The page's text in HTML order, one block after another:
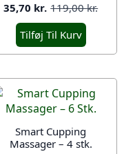
119,00kr.
Den
oprindelige
pris
var:
35,70 kr. Den
aktuelle
pris
er:
Tilføj Til Kurv
Smart Cupping
Massager – 4 stk.